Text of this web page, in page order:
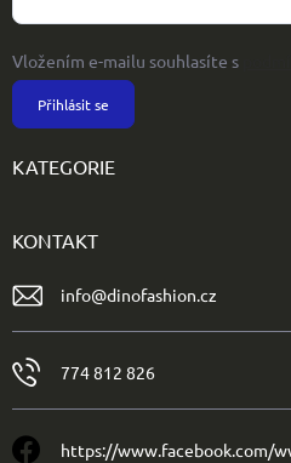
Vložením e-mailu souhlasíte s
Přihlásit se
KATEGORIE
KONTAKT
info@dinofashion.cz
774 812 826
https://www.facebook.com/